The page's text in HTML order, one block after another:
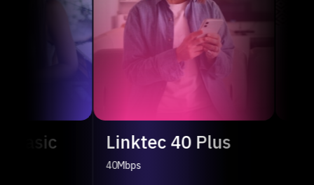
Linktec 40 Plus Linktec 60